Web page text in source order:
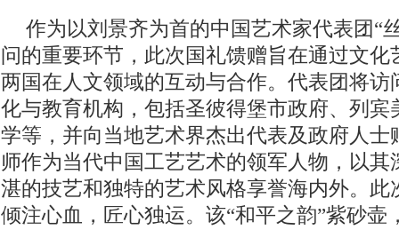
作为以刘景齐为首的中国艺术家代表团“
问的重要环节，此次国礼馈赠旨在通过文化
两国在人文领域的互动与合作。代表团将访
化与教育机构，包括圣彼得堡市政府、列宾
学等，并向当地艺术界杰出代表及政府人士
师作为当代中国工艺艺术的领军人物，以其
湛的技艺和独特的艺术风格享誉海内外。此
倾注心血，匠心独运。该“和平之韵”紫砂壶